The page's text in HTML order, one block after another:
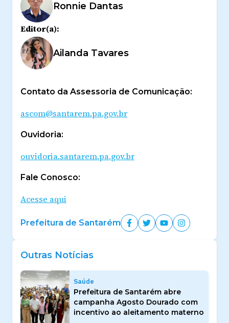
Ronnie Dantas
Editor(a):
Ailanda Tavares
Contato da Assessoria de Comunicação:
ascom@santarem.pa.gov.br
Ouvidoria:
ouvidoria.santarem.pa.gov.br
Fale Conosco:
Acesse aqui
Prefeitura de Santarém
Outras Notícias
Saúde
Prefeitura de Santarém abre
campanha Agosto Dourado com
incentivo ao aleitamento materno